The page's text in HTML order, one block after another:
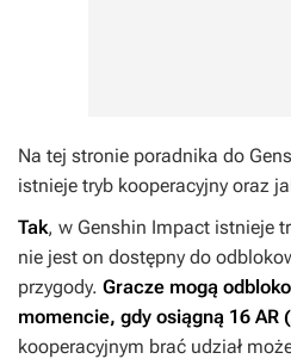
Na tej stronie poradnika do
istnieje tryb kooperacyjny oraz
Tak, w Genshin Impact istnieje
nie jest on dostępny do
przygody. Gracze mogą
momencie, gdy osiągną 16 AR
kooperacyjnym brać udział